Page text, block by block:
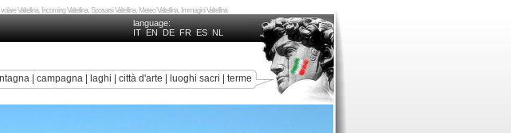
Valtellina, Incoming Valtellina, Sposarsi Valtellina, Meteo Valtellina, Immagini Valtellina
language:
IT EN DE FR ES NL
campagna laghi città d'arte luoghi sacri terme